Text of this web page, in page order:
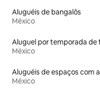
Aluguéis de bangalôs
México
México
México